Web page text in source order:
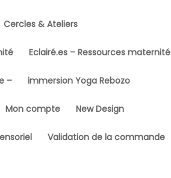
Cercles & Ateliers
Eclairé.es – Ressources maternité
– immersion Yoga Rebozo
Mon compte New Design
Validation de la commande